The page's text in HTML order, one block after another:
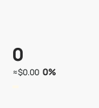
0
≈$0.00 0%